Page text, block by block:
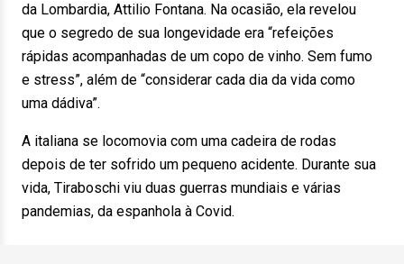
da Lombardia, Attilio Fontana. Na ocasião, ela revelou
que o segredo de sua longevidade era “refeições
rápidas acompanhadas de um copo de vinho. Sem fumo
e stress”, além de “considerar cada dia da vida como
uma dádiva”.
A italiana se locomovia com uma cadeira de rodas
depois de ter sofrido um pequeno acidente. Durante sua
vida, Tiraboschi viu duas guerras mundiais e várias
pandemias, da espanhola à Covid.